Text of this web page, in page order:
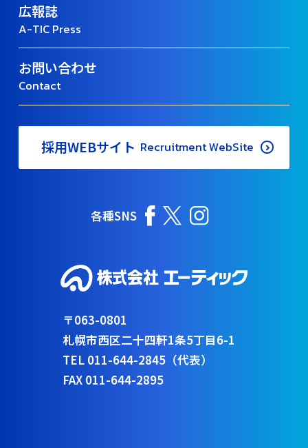
広報誌
A-TIC Press
お問い合わせ
Contact
採用WEBサイト Recruitment WebSite
各種SNS
〒063-0801
札幌市西区二十四軒1条5丁目6-1
TEL 011-644-2845（代表）
FAX 011-644-2895